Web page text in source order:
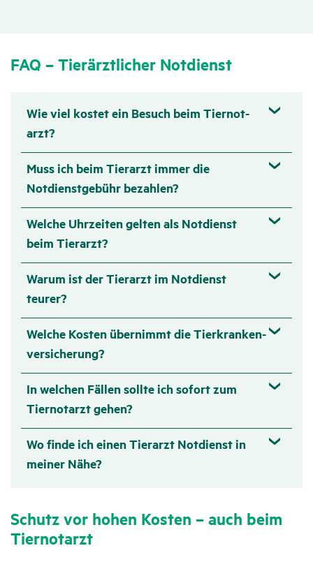
FAQ – Tier­ärzt­li­cher Notdienst
Wie viel kostet ein Besuch beim Tier­not­
arzt?
Muss ich beim Tier­arzt immer die
Notdienst­ge­bühr bezahlen?
Welche Uhrzeiten gelten als Notdienst
beim Tier­arzt?
Warum ist der Tier­arzt im Notdienst
teurer?
Welche Kosten über­nimmt die Tier­kran­ken­
ver­si­che­rung?
In welchen Fällen sollte ich sofort zum
Tier­not­arzt gehen?
Wo finde ich einen Tier­arzt Notdienst in
meiner Nähe?
Schutz vor hohen Kosten – auch beim
Tier­not­arzt